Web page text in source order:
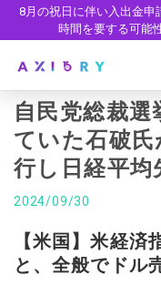
8月の祝日に伴い入出金申
時間を要する可能
はじめに
はじめに
安全性
取引
取引商品
FX（通貨ペア）
取引条件
スプレッド・手数料
口座
口座の種類
口座開設
プラットフォーム
自民党総裁
ていた石破
行し日経平均
2024/09/30
【米国】米経済
と、全般でドル